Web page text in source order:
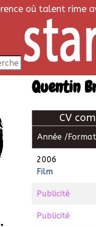
où talent rime
Quentin
CV
Année / Format
2006
Film
Publicité
Publicité